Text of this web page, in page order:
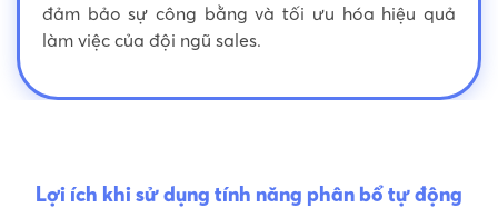
đảm bảo sự công bằng và tối ưu hóa hiệu quả
làm việc của đội ngũ sales.
Lợi ích khi sử dụng tính năng phân bổ tự động